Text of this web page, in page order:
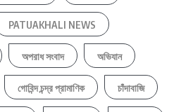
PATUAKHALI NEWS
অপরাধ সংবাদ অভিযান
গোবিন্দ চন্দ্র প্রামাণিক চাঁদাবাজি